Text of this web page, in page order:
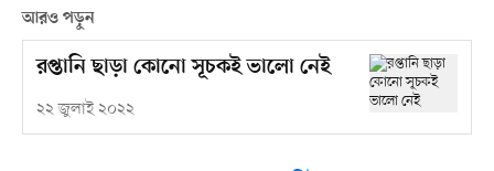
আরও পড়ুন
রপ্তানি ছাড়া কোনো সূচকই ভালো নেই
২২ জুলাই ২০২২